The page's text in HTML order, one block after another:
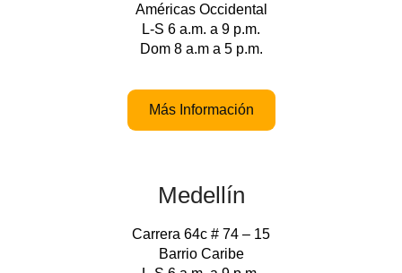
Américas Occidental
L-S 6 a.m. a 9 p.m.
Dom 8 a.m a 5 p.m.
Más Información
Medellín
Carrera 64c # 74 – 15
Barrio Caribe